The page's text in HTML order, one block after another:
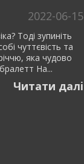
2022-06-15
Тоді зупиніть
чуттєвість та
яка чудово
На...
Читати далi